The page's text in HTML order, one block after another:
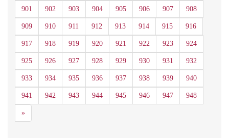
901 902 903 904 905 906 907 908
909 910 911 912 913 914 915 916
917 918 919 920 921 922 923 924
925 926 927 928 929 930 931 932
933 934 935 936 937 938 939 940
941 942 943 944 945 946 947 948
»Siguiente